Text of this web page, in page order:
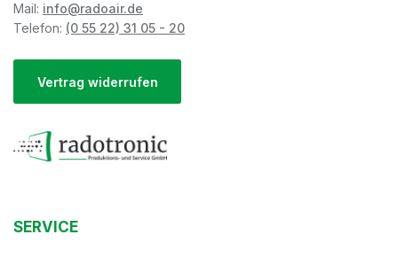
Mail: info@radoair.de
Telefon: (0 55 22) 31 05 - 20
Vertrag widerrufen
SERVICE